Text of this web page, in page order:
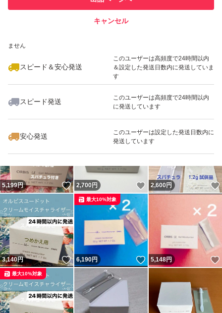
ません
スピード＆安心発送
このユーザーは高頻度で24時間以内
＆設定した発送日数内に発送していま
す
スピード発送
このユーザーは高頻度で24時間以内
に発送しています
安心発送
このユーザーは設定した発送日数内に
発送しています
キャンセル
いいね！
2,688
5,199円 いいね！
2,700円 いいね！
2,600円
3,140円 いいね！
6,190円 いいね！
最大10%対象
5,148円
最大10%対象